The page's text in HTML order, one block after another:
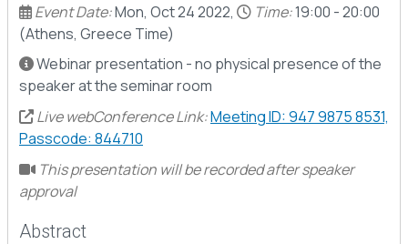
Event Date:Mon, Oct 24 2022, Time:19:00 - 20:00
(Athens, Greece Time)
Webinar presentation - no physical presence of the
speaker at the seminar room
Live webConference Link:Meeting ID: 947 9875 8531,
Passcode: 844710
This presentation will be recorded after speaker
approval
Abstract